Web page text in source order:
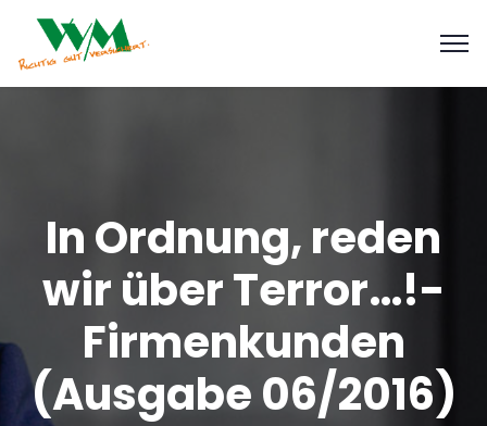
In Ordnung, reden
wir über Terror…!-
Firmenkunden
(Ausgabe 06/2016)